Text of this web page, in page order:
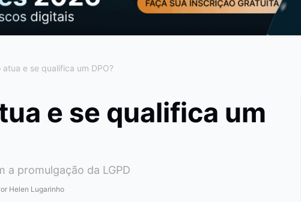
atua e se qualifica um DPO?
e se qualifica um
a promulgação da LGPD
Helen Lugarinho